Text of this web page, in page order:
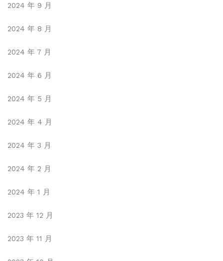
2024 年 9 月
2024 年 8 月
2024 年 7 月
2024 年 6 月
2024 年 5 月
2024 年 4 月
2024 年 3 月
2024 年 2 月
2024 年 1 月
2023 年 12 月
2023 年 11 月